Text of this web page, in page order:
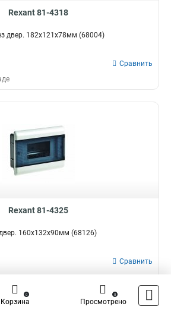
Rexant 81-4318
двер. 182х121х78мм (68004)
Сравнить
Rexant 81-4325
160х132х90мм (68126)
Сравнить
Корзина
0
Просмотрено
0